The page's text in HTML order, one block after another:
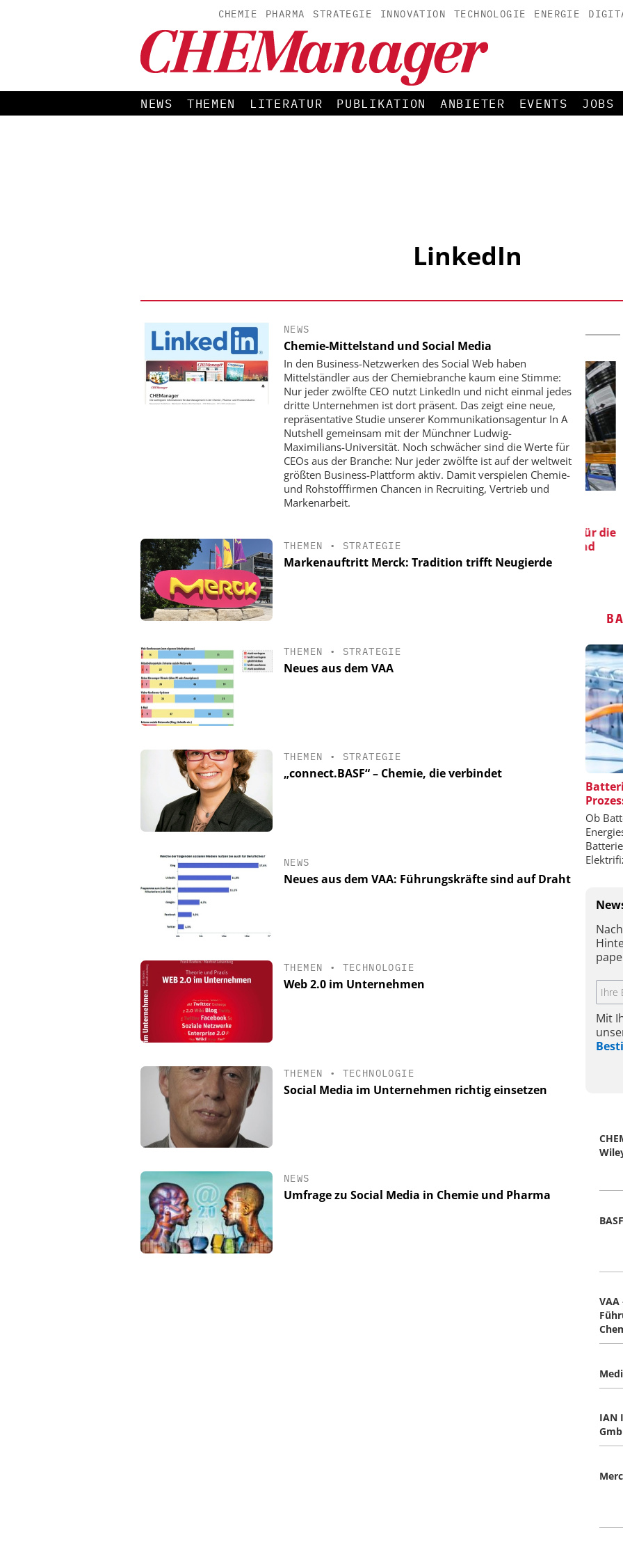
CHEMIE PHARMA STRATEGIE INNOVATION TECHNOLOGIE ENERGIE
NEWS THEMEN LITERATUR PUBLIKATION ANBIETER EVENTS JOBS
LinkedIn
NEWS
Chemie-Mittelstand und Social Media
In den Business-Netzwerken des Social Web haben
Mittelständler aus der Chemiebranche kaum eine Stimme:
Nur jeder zwölfte CEO nutzt LinkedIn und nicht einmal jedes
dritte Unternehmen ist dort präsent. Das zeigt eine neue,
repräsentative Studie unserer Kommunikationsagentur In A
Nutshell gemeinsam mit der Münchner Ludwig-
Maximilians-Universität. Noch schwächer sind die Werte für
CEOs aus der Branche: Nur jeder zwölfte ist auf der weltweit
größten Business-Plattform aktiv. Damit verspielen Chemie-
und Rohstofffirmen Chancen in Recruiting, Vertrieb und
Markenarbeit.
THEMEN • STRATEGIE
Markenauftritt Merck: Tradition trifft Neugierde
THEMEN • STRATEGIE
Neues aus dem VAA
THEMEN • STRATEGIE
„connect.BASF“ – Chemie, die verbindet
NEWS
Neues aus dem VAA: Führungskräfte sind auf Draht
THEMEN • TECHNOLOGIE
Web 2.0 im Unternehmen
THEMEN • TECHNOLOGIE
Social Media im Unternehmen richtig einsetzen
NEWS
Umfrage zu Social Media in Chemie und Pharma
ZEPPELIN SYSTEMS GMBH
Qualitätsgesicherter Standard für die
Chemielogistik von heute und
morgen
Ob
Mit
VAA
IAN